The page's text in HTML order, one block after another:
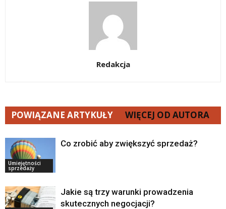
Redakcja
POWIĄZANE ARTYKUŁY WIĘCEJ OD AUTORA
Umiejętności
sprzedaży
Co zrobić aby zwiększyć sprzedaż?
Jakie są trzy warunki prowadzenia
skutecznych negocjacji?